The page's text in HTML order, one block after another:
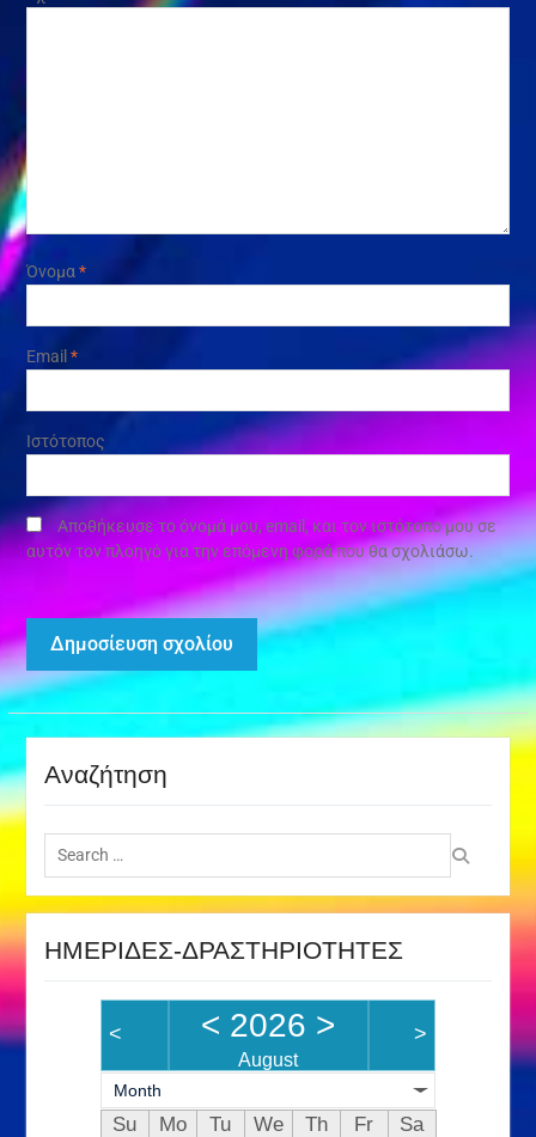
Όνομα *
Email *
Ιστότοπος
Αποθήκευσε το όνομά μου, email, και τον ιστότοπο μου σε
αυτόν τον πλοηγό για την επόμενη φορά που θα σχολιάσω.
Αναζήτηση
Search
for:
ΗΜΕΡΙΔΕΣ-ΔΡΑΣΤΗΡΙΟΤΗΤΕΣ
< < 2026 >
August
>
Month
Su Mo Tu We Th Fr
Sa